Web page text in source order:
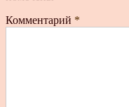
Комментарий *